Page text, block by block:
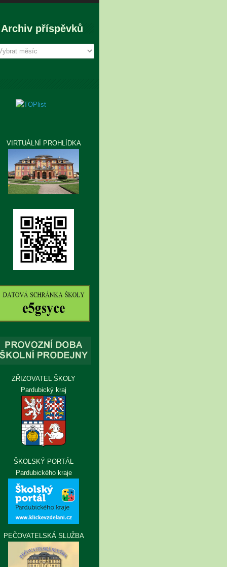
Archiv příspěvků
VIRTUÁLNÍ PROHLÍDKA
ZŘIZOVATEL ŠKOLY
Pardubický kraj
ŠKOLSKÝ PORTÁL
Pardubického kraje
PEČOVATELSKÁ SLUŽBA